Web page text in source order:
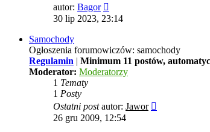
autor: Bagor
najnowszy
30 lip 2023, 23:14
Samochody
Ogłoszenia forumowiczów: samochody
Regulamin | Minimum 11 postów,
Moderator: Moderatorzy
1 Tematy
1 Posty
Ostatni postautor: Jawor
26 gru 2009, 12:54